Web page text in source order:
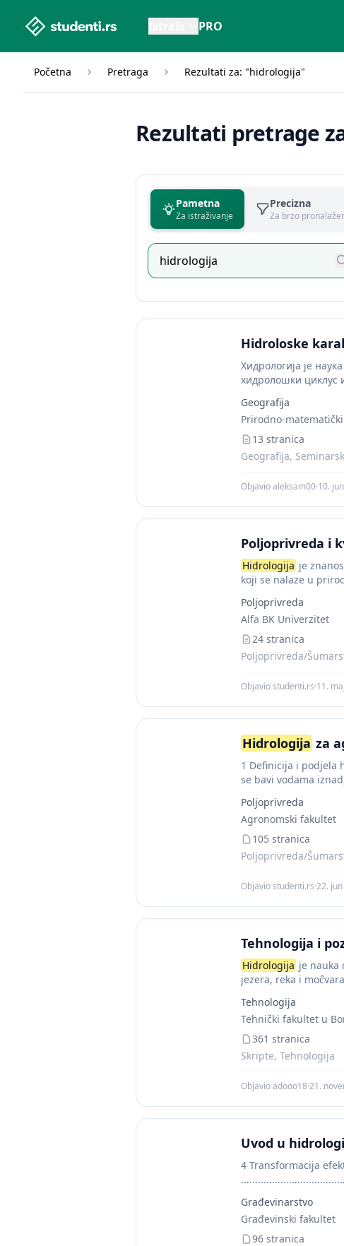
studenti.rs home page PRO
Početna Pretraga Rezultati za: "hidrologija"
Rezultati pretrage
Pametna
Za istraživanje
Precizna
Za brzo
Hidroloske
Хидрологија је
хидролошки циклус
Geografija
Prirodno-
13 stranica
Geografija,
Objavio aleksam00·10.
Poljoprivreda i
Hidrologija je
koji se nalaze u
Poljoprivreda
Alfa BK Univerzitet
24 stranica
Poljoprivreda/
Objavio studenti.rs·11.
Hidrologija za
1 Definicija i podjela
se bavi vodama
Poljoprivreda
Agronomski fakultet
105 stranica
Poljoprivreda/
Objavio studenti.rs·22.
Tehnologija i
Hidrologija je nauka
jezera, reka i
Tehnologija
Tehnički fakultet u
361 stranica
Skripte, Tehnologija
Objavio adooo18·21.
Uvod u
4 Transformacija
Građevinarstvo
Građevinski fakultet
96 stranica